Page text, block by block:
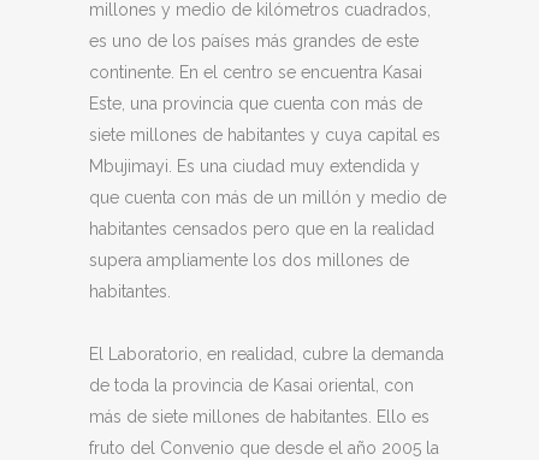
millones y medio de kilómetros cuadrados,
es uno de los países más grandes de este
continente. En el centro se encuentra Kasai
Este, una provincia que cuenta con más de
siete millones de habitantes y cuya capital es
Mbujimayi. Es una ciudad muy extendida y
que cuenta con más de un millón y medio de
habitantes censados pero que en la realidad
supera ampliamente los dos millones de
habitantes.
El Laboratorio, en realidad, cubre la demanda
de toda la provincia de Kasai oriental, con
más de siete millones de habitantes. Ello es
fruto del Convenio que desde el año 2005 la